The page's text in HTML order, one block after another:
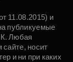
11.08.2015) и
публикуемые
Любая
носит
и ни при каких